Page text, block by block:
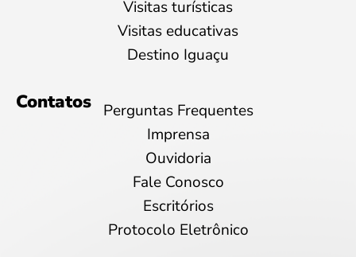
Visitas turísticas
Visitas educativas
Destino Iguaçu
Contatos
Perguntas Frequentes
Imprensa
Ouvidoria
Fale Conosco
Escritórios
Protocolo Eletrônico